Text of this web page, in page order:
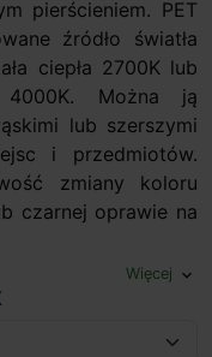
pierścieniem. PET
źródło światła
ciepła 2700K lub
Można ją
lub szerszymi
i przedmiotów.
zmiany koloru
czarnej oprawie na
Więcej expand_more